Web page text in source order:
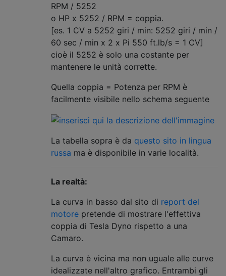
RPM / 5252
o HP x 5252 / RPM = coppia.
[es. 1 CV a 5252 giri / min: 5252 giri / min /
60 sec / min x 2 x Pi 550 ft.lb/s = 1 CV]
cioè il 5252 è solo una costante per
mantenere le unità corrette.
Quella coppia = Potenza per RPM è
facilmente visibile nello schema seguente
La tabella sopra è da questo sito in lingua
russa ma è disponibile in varie località.
La realtà:
La curva in basso dal sito di report del
motore pretende di mostrare l'effettiva
coppia di Tesla Dyno rispetto a una
Camaro.
La curva è vicina ma non uguale alle curve
idealizzate nell'altro grafico. Entrambi gli